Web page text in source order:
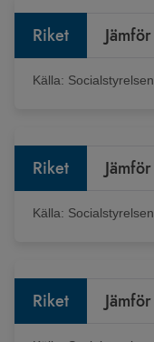
Riket Jämför
Källa: Socialstyrelsen
Riket Jämför
Källa: Socialstyrelsen
Riket Jämför